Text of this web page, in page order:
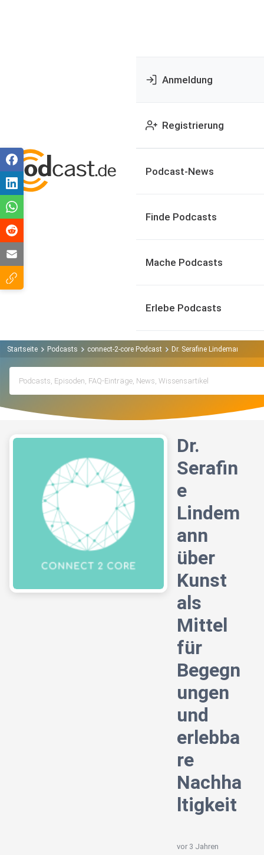
Anmeldung
Registrierung
Podcast-News
Finde Podcasts
Mache Podcasts
Erlebe Podcasts
Startseite Podcasts connect-2-core Podcast Dr. Serafine Lindemann
Dr.
Serafin
e
Lindem
ann
über
Kunst
als
Mittel
für
Begegn
ungen
und
erlebba
re
Nachha
ltigkeit
vor 3 Jahren